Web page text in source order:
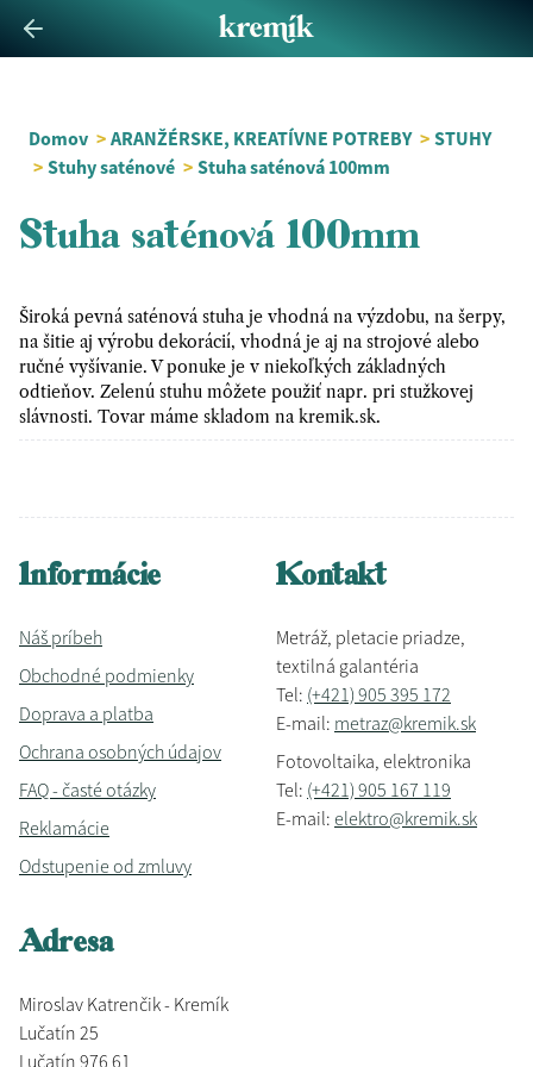
Domov > ARANŽÉRSKE, KREATÍVNE POTREBY > STUHY
> Stuhy saténové > Stuha saténová 100mm
Stuha saténová 100mm
Široká pevná saténová stuha je vhodná na výzdobu, na šerpy,
na šitie aj výrobu dekorácií, vhodná je aj na strojové alebo
ručné vyšívanie. V ponuke je v niekoľkých základných
odtieňov. Zelenú stuhu môžete použiť napr. pri stužkovej
slávnosti. Tovar máme skladom na kremik.sk.
Informácie
Náš príbeh
Obchodné podmienky
Doprava a platba
Ochrana osobných údajov
FAQ - časté otázky
Reklamácie
Odstupenie od zmluvy
Kontakt
Metráž, pletacie priadze,
textilná galantéria
Tel: (+421) 905 395 172
E-mail: metraz@kremik.sk
Fotovoltaika, elektronika
Tel: (+421) 905 167 119
E-mail: elektro@kremik.sk
Adresa
Miroslav Katrenčik - Kremík
Lučatín 25
Lučatín 976 61